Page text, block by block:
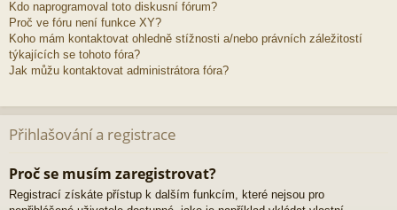
Kdo naprogramoval toto diskusní fórum?
Proč ve fóru není funkce XY?
Koho mám kontaktovat ohledně stížnosti a/nebo právních záležitostí
týkajících se tohoto fóra?
Jak můžu kontaktovat administrátora fóra?
Přihlašování a registrace
Proč se musím zaregistrovat?
Registrací získáte přístup k dalším funkcím, které nejsou pro